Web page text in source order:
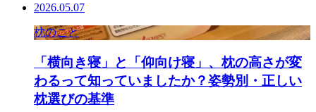
2026.05.07
枕のこと
「横向き寝」と「仰向け寝」、枕の高さが変
わるって知っていましたか？姿勢別・正しい
枕選びの基準